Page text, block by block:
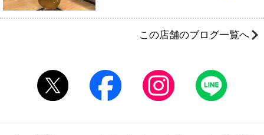
この店舗のブログ一覧へ